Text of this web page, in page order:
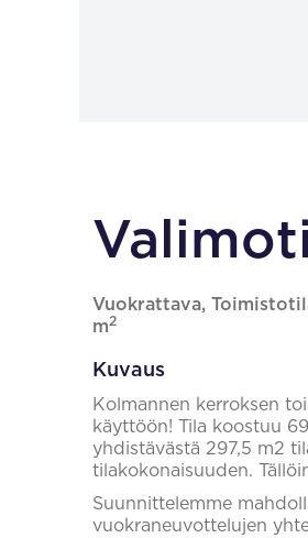
Vuokrattava,
m2
Kuvaus
Kolmannen kerroksen
käyttöön! Tila koostuu
yhdistävästä 297,5 m2
tilakokonaisuuden.
Suunnittelemme
vuokraneuvottelujen